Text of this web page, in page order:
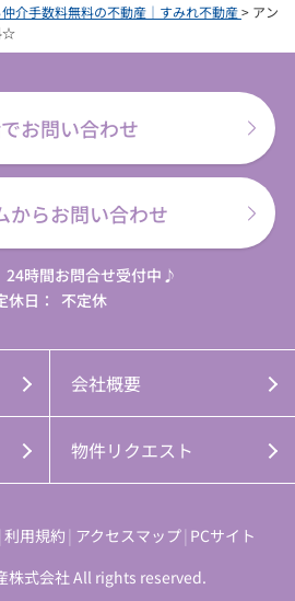
介手数料無料の不動産｜すみれ不動産> アン
☆
お問い合わせ
からお問い合わせ
24時間お問合せ受付中♪
休日：
不定休
会社概要
物件リクエスト
利用規約 アクセスマップ PCサイト
株式会社 All rights reserved.